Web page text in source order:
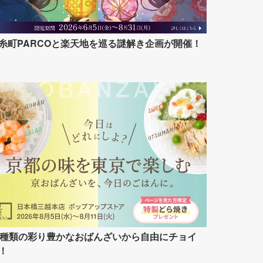
町PARCOと楽天地を巡る謎解き企画が開催！
類の彩り豊かなおばんざいから自由にチョイ